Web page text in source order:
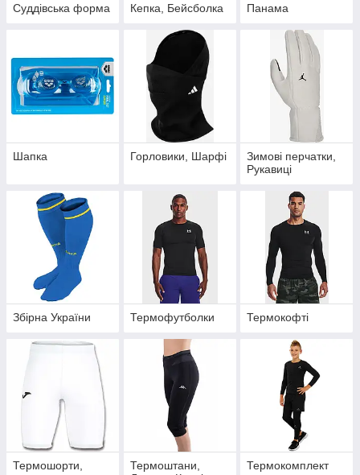
Суддівська форма Кепка, Бейсболка Панама
Шапка Горловики, Шарфі
Зимові перчатки,
Рукавиці
Збірна України Термофутболки Термокофті
Термошорти,
Термоштани,
Термокомплект